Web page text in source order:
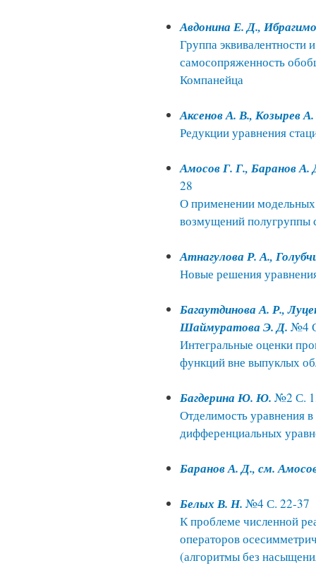
Авдонина Е. Д.,
Группа эквивалентности
самосопряженность
Компанейца
Аксенов А. В., Козырев
Редукции уравнения
Амосов Г. Г., Баранов
28
О применении модельных
возмущений полугруппы
Атнагулова Р. А.,
Новые решения
Багаутдинова А. Р.,
Шаймуратова Э. Д. №4
Интегральные оценки
функций вне выпуклых
Багдерина Ю. Ю. №2 С.
Отделимость уравнения
дифференциальных
Баранов А. Д., см.
Белых В. Н. №4 С. 22-37
К проблеме численной
операторов
(алгоритмы без